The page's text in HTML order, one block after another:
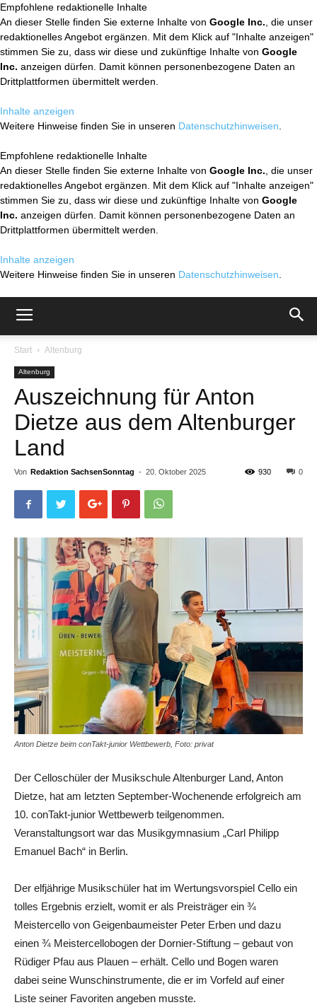
Empfohlene redaktionelle Inhalte
An dieser Stelle finden Sie externe Inhalte von Google Inc. , die unser
redaktionelles Angebot ergänzen. Mit dem Klick auf "Inhalte anzeigen"
stimmen Sie zu, dass wir diese und zukünftige Inhalte von Google
Inc. anzeigen dürfen. Damit können personenbezogene Daten an
Drittplattformen übermittelt werden.
Inhalte anzeigen
Weitere Hinweise finden Sie in unseren Datenschutzhinweisen
Empfohlene redaktionelle Inhalte
An dieser Stelle finden Sie externe Inhalte von Google Inc. , die unser
redaktionelles Angebot ergänzen. Mit dem Klick auf "Inhalte anzeigen"
stimmen Sie zu, dass wir diese und zukünftige Inhalte von Google
Inc. anzeigen dürfen. Damit können personenbezogene Daten an
Drittplattformen übermittelt werden.
Inhalte anzeigen
Weitere Hinweise finden Sie in unseren Datenschutzhinweisen
Start Altenburg
Altenburg
Auszeichnung für Anton
Dietze aus dem Altenburger
Land
Von Redaktion SachsenSonntag - 20. Oktober 2025 0
930
Anton Dietze beim conTakt-junior Wettbewerb, Foto: privat
Der Celloschüler der Musikschule Altenburger Land, Anton
Dietze, hat am letzten September-Wochenende erfolgreich am
10. conTakt-junior Wettbewerb teilgenommen.
Veranstaltungsort war das Musikgymnasium „Carl Philipp
Emanuel Bach“ in Berlin.
Der elfjährige Musikschüler hat im Wertungsvorspiel Cello ein
tolles Ergebnis erzielt, womit er als Preisträger ein ¾
Meistercello von Geigenbaumeister Peter Erben und dazu
einen ¾ Meistercellobogen der Dornier-Stiftung – gebaut von
Rüdiger Pfau aus Plauen – erhält. Cello und Bogen waren
dabei seine Wunschinstrumente, die er im Vorfeld auf einer
Liste seiner Favoriten angeben musste.